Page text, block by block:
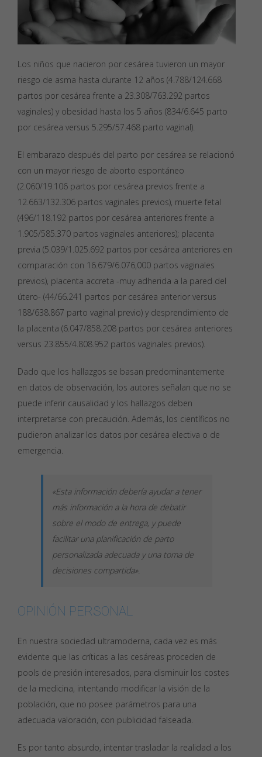
Los niños que nacieron por cesárea tuvieron un mayor
riesgo de asma hasta durante 12 años (4.788/124.668
partos por cesárea frente a 23.308/763.292 partos
vaginales) y obesidad hasta los 5 años (834/6.645 parto
por cesárea versus 5.295/57.468 parto vaginal).
El embarazo después del parto por cesárea se relacionó
con un mayor riesgo de aborto espontáneo
(2.060/19.106 partos por cesárea previos frente a
12.663/132.306 partos vaginales previos), muerte fetal
(496/118.192 partos por cesárea anteriores frente a
1.905/585.370 partos vaginales anteriores); placenta
previa (5.039/1.025.692 partos por cesárea anteriores en
comparación con 16.679/6.076,000 partos vaginales
previos), placenta accreta -muy adherida a la pared del
útero- (44/66.241 partos por cesárea anterior versus
188/638.867 parto vaginal previo) y desprendimiento de
la placenta (6.047/858.208 partos por cesárea anteriores
versus 23.855/4.808.952 partos vaginales previos).
Dado que los hallazgos se basan predominantemente
en datos de observación, los autores señalan que no se
puede inferir causalidad y los hallazgos deben
interpretarse con precaución. Además, los científicos no
pudieron analizar los datos por cesárea electiva o de
emergencia.
«Esta información debería ayudar a tener
más información a la hora de debatir
sobre el modo de entrega, y puede
facilitar una planificación de parto
personalizada adecuada y una toma de
decisiones compartida».
OPINIÓN PERSONAL
En nuestra sociedad ultramoderna, cada vez es más
evidente que las críticas a las cesáreas proceden de
pools de presión interesados, para disminuir los costes
de la medicina, intentando modificar la visión de la
población, que no posee parámetros para una
adecuada valoración, con publicidad falseada.
Es por tanto absurdo, intentar trasladar la realidad a los